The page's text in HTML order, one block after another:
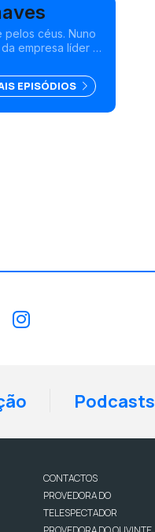
pelos céus. Nuno
empresa líder de
EPISÓDIOS
Facebook
Instagram
Podcasts
CONTACTOS
PROVEDORA DO
TELESPECTADOR